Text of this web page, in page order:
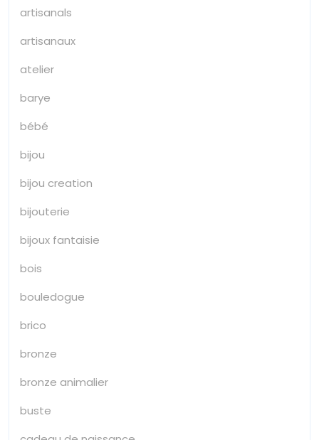
artisanals
artisanaux
atelier
barye
bébé
bijou
bijou creation
bijouterie
bijoux fantaisie
bois
bouledogue
brico
bronze
bronze animalier
buste